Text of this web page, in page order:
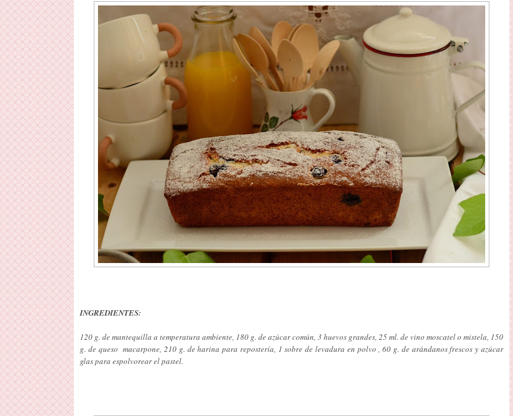
INGREDIENTES:
120 g. de mantequilla a temperatura ambiente, 180 g. de azúcar común, 3 huevos grandes, 25 ml. de vino moscatel o mistela, 150
g. de queso macarpone, 210 g. de harina para repostería, 1 sobre de levadura en polvo , 60 g. de arándanos frescos y azúcar
glas para espolvorear el pastel.